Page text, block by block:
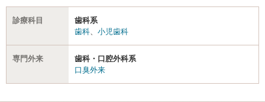
診療科目
歯科系
歯科
小児歯科
専門外来
歯科・口腔外科系
口臭外来